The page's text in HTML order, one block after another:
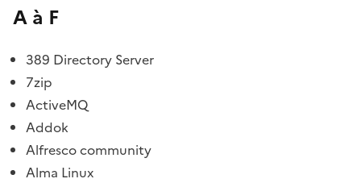
A à F
389 Directory Server
7zip
ActiveMQ
Addok
Alfresco community
Alma Linux